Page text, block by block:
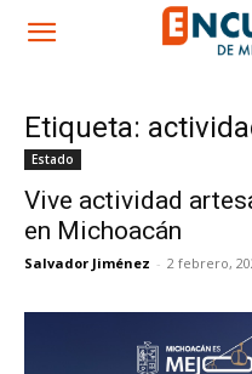
Etiqueta:
Estado
Vive actividad
en Michoacán
Salvador Jiménez - 2 febrero,